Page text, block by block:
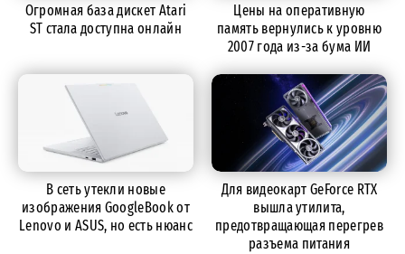
Огромная база дискет Atari
ST стала доступна онлайн
Цены на оперативную
память вернулись к уровню
2007 года из-за бума ИИ
В сеть утекли новые
изображения GoogleBook от
Lenovo и ASUS, но есть нюанс
Для видеокарт GeForce RTX
вышла утилита,
предотвращающая перегрев
разъема питания